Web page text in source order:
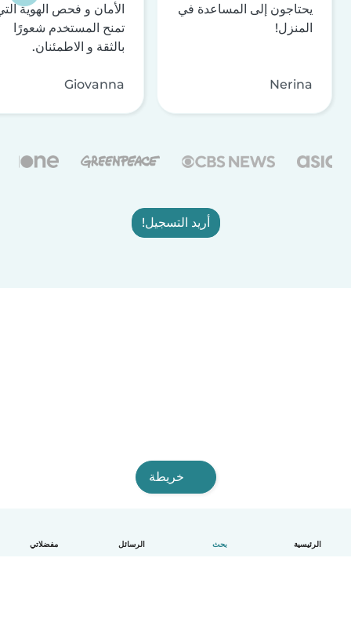
الرئيسية بحث الرسائل مفضلاتي
يحتاجون إلى المساعدة في
المنزل!
Nerina
الأمان و فحص الهوية
تمنح المستخدم شعورًا
بالثقة و الاطمئنان.
Giovanna
أريد التسجيل!
خريطة